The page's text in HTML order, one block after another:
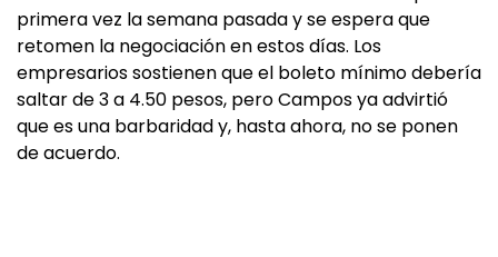
primera vez la semana pasada y se espera que
retomen la negociación en estos días. Los
empresarios sostienen que el boleto mínimo debería
saltar de 3 a 4.50 pesos, pero Campos ya advirtió
que es una barbaridad y, hasta ahora, no se ponen
de acuerdo.